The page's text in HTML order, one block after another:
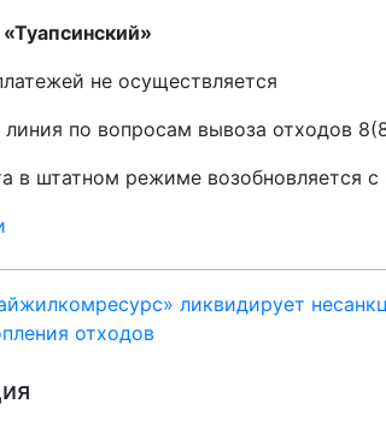
не осуществляется
линия по вопросам вывоза отходов
в штатном режиме возобновляется с
ликвидирует
отходов